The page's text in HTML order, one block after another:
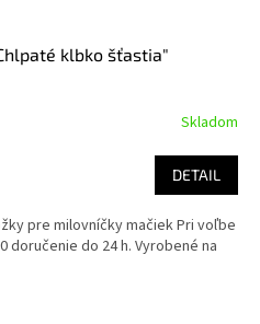
klbko šťastia"
Skladom
DETAIL
pre milovníčky mačiek Pri voľbe
doručenie do 24 h. Vyrobené na